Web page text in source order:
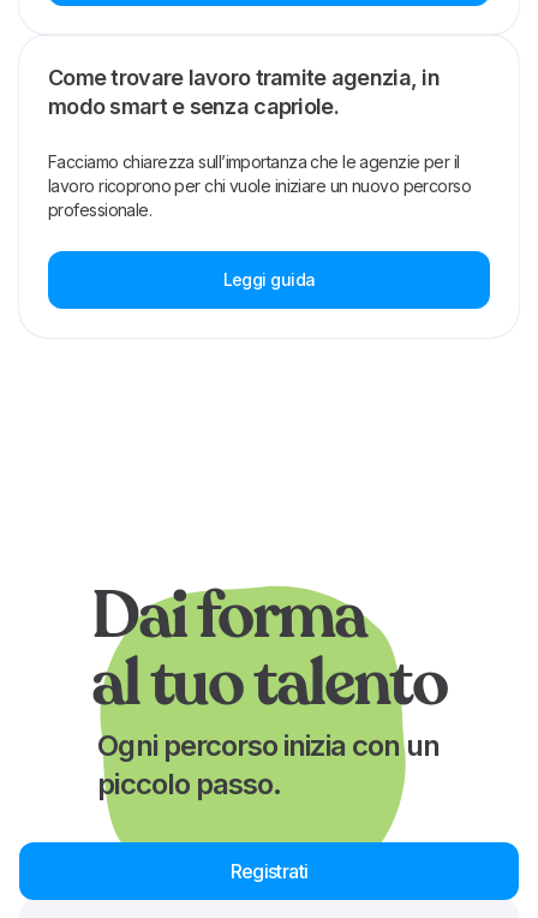
Come trovare lavoro tramite agenzia, in
modo smart e senza capriole.
Facciamo chiarezza sull’importanza che le agenzie per il
lavoro ricoprono per chi vuole iniziare un nuovo percorso
professionale.
Leggi guida
Dai forma
al tuo talento
Ogni percorso inizia con un
piccolo passo.
Registrati